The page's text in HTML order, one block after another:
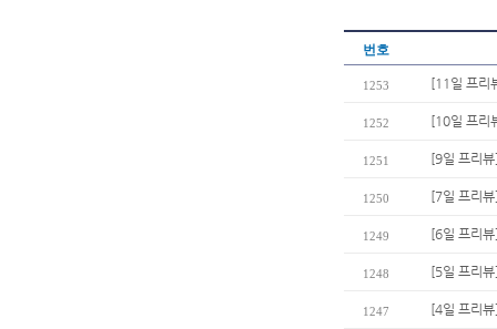
번호
1253 [11일 프리
1252 [10일 프리
1251 [9일 프리
1250 [7일 프리
1249 [6일 프리
1248 [5일 프리
1247 [4일 프리